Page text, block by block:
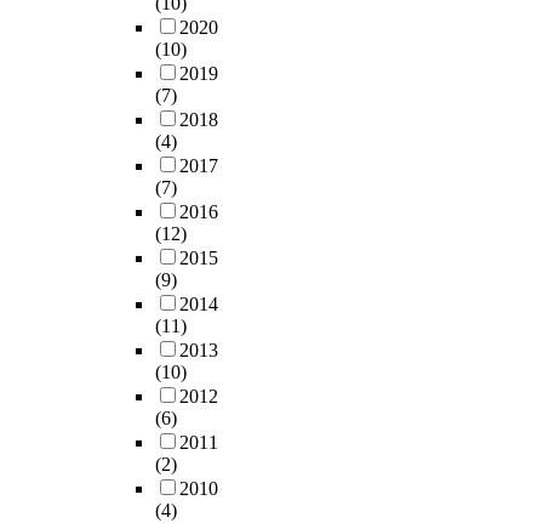
2020
(10)
2019
(7)
2018
(4)
2017
(7)
2016
(12)
2015
(9)
2014
(11)
2013
(10)
2012
(6)
2011
(2)
2010
(4)